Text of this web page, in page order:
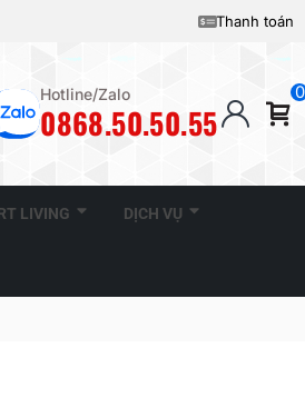
Thanh toán
Hotline/Zalo
0868.50.50.55
0
LIVING DỊCH VỤ